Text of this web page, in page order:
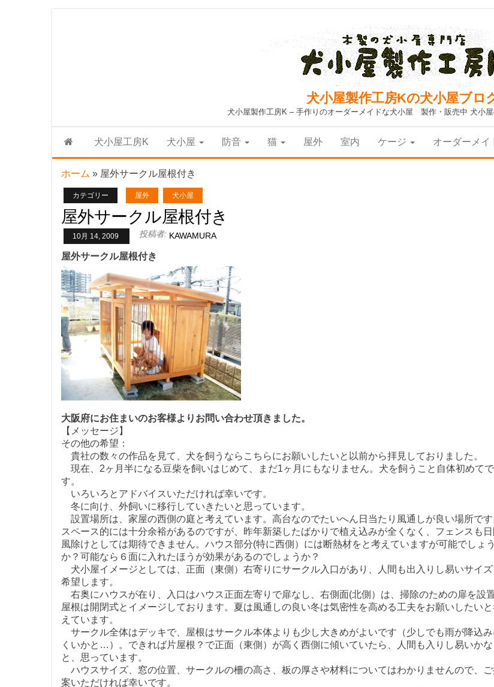
犬小屋製作工房Kの犬小屋ブロ
犬小屋製作工房K – 手作りのオーダーメイドな犬小屋 製作・販売中 犬小
犬小屋工房K 犬小屋 防音 猫 屋外 室内 ケージ オーダーメイ
ホーム » 屋外サークル屋根付き
カテゴリー 屋外 犬小屋
屋外サークル屋根付き
10月 14, 2009 投稿者: KAWAMURA
屋外サークル屋根付き
大阪府にお住まいのお客様よりお問い合わせ頂きました。
【メッセージ】
その他の希望：
貴社の数々の作品を見て、犬を飼うならこちらにお願いしたいと以前から拝見しておりました。
現在、2ヶ月半になる豆柴を飼いはじめて、まだ1ヶ月にもなりません。犬を飼うこと自体初めてで
す。
いろいろとアドバイスいただければ幸いです。
冬に向け、外飼いに移行していきたいと思っています。
設置場所は、家屋の西側の庭と考えています。高台なのでたいへん日当たり風通しが良い場所です
スペース的には十分余裕があるのですが、昨年新築したばかりで植え込みが全くなく、フェンスも日
風除けとしては期待できません。ハウス部分(特に西側）には断熱材をと考えていますが可能でしょう
か？可能なら６面に入れたほうが効果があるのでしょうか？
犬小屋イメージとしては、正面（東側）右寄りにサークル入口があり、人間も出入りし易いサイズ
希望します。
右奥にハウスが在り、入口はハウス正面左寄りで扉なし、右側面(北側）は、掃除のための扉を設置
屋根は開閉式とイメージしております。夏は風通しの良い冬は気密性を高める工夫をお願いしたい
えています。
サークル全体はデッキで、屋根はサークル本体よりも少し大きめがよいです（少しでも雨が降込み
くいかと…）。できれば片屋根？で正面（東側）が高く西側に傾いていたら、人間も入りし易いかな
と、思っています。
ハウスサイズ、窓の位置、サークルの柵の高さ、板の厚さや材料についてはわかりませんので、ご
案いただければ幸いです。